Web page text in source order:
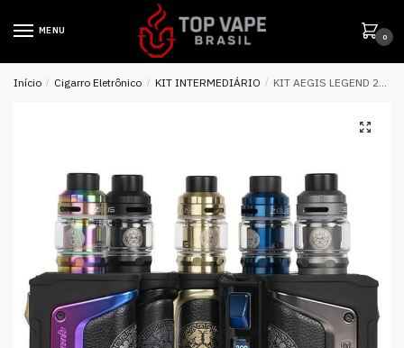
MENU
0
Início / Cigarro Eletrônico / KIT INTERMEDIÁRIO / KIT AEGIS LEGEND 200W COM TANK ZEUS SUBOHM MG ALLOY EDIÇÃO LIMITADA – GEEK VAPE